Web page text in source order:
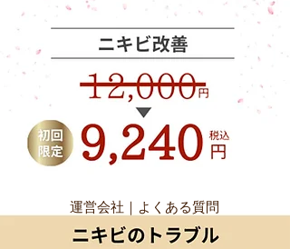
運営会社 ｜ よくある質問